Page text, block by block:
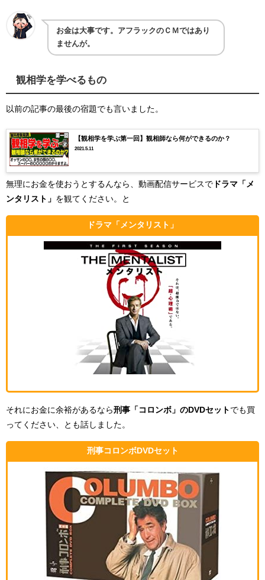
お金は大事です。アフラックのＣＭではあり
ませんが。
観相学を学べるもの
以前の記事の最後の宿題でも言いました。
【観相学を学ぶ第一回】観相師なら何ができるのか？
2021.5.11
無理にお金を使おうとするんなら、動画配信サービスで ドラマ「メ
ンタリスト」 を観てください。と
ドラマ「メンタリスト」
それにお金に余裕があるなら刑事「コロンボ」のDVDセット でも買
ってください、とも話しました。
刑事コロンボDVDセット